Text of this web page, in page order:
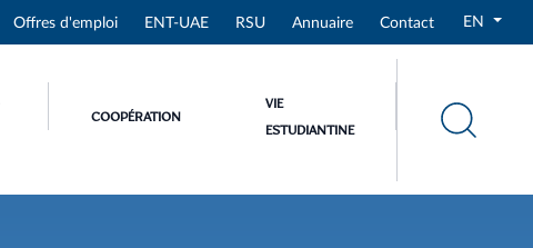
EN
Offres d'emploi ENT-UAE RSU Annuaire Contact
COOPÉRATION
VIE
ESTUDIANTINE